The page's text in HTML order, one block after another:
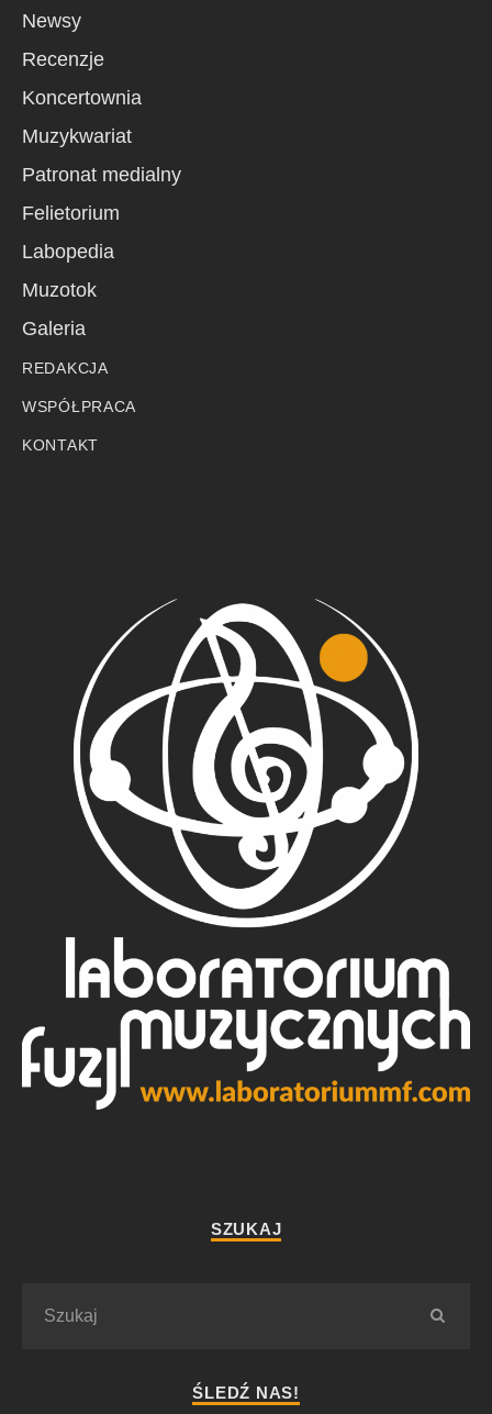
Newsy
Recenzje
Koncertownia
Muzykwariat
Patronat medialny
Felietorium
Labopedia
Muzotok
Galeria
REDAKCJA
WSPÓŁPRACA
KONTAKT
SZUKAJ
ŚLEDŹ NAS!